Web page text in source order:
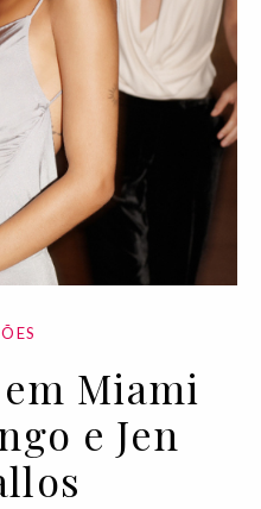
Miami
e Jen